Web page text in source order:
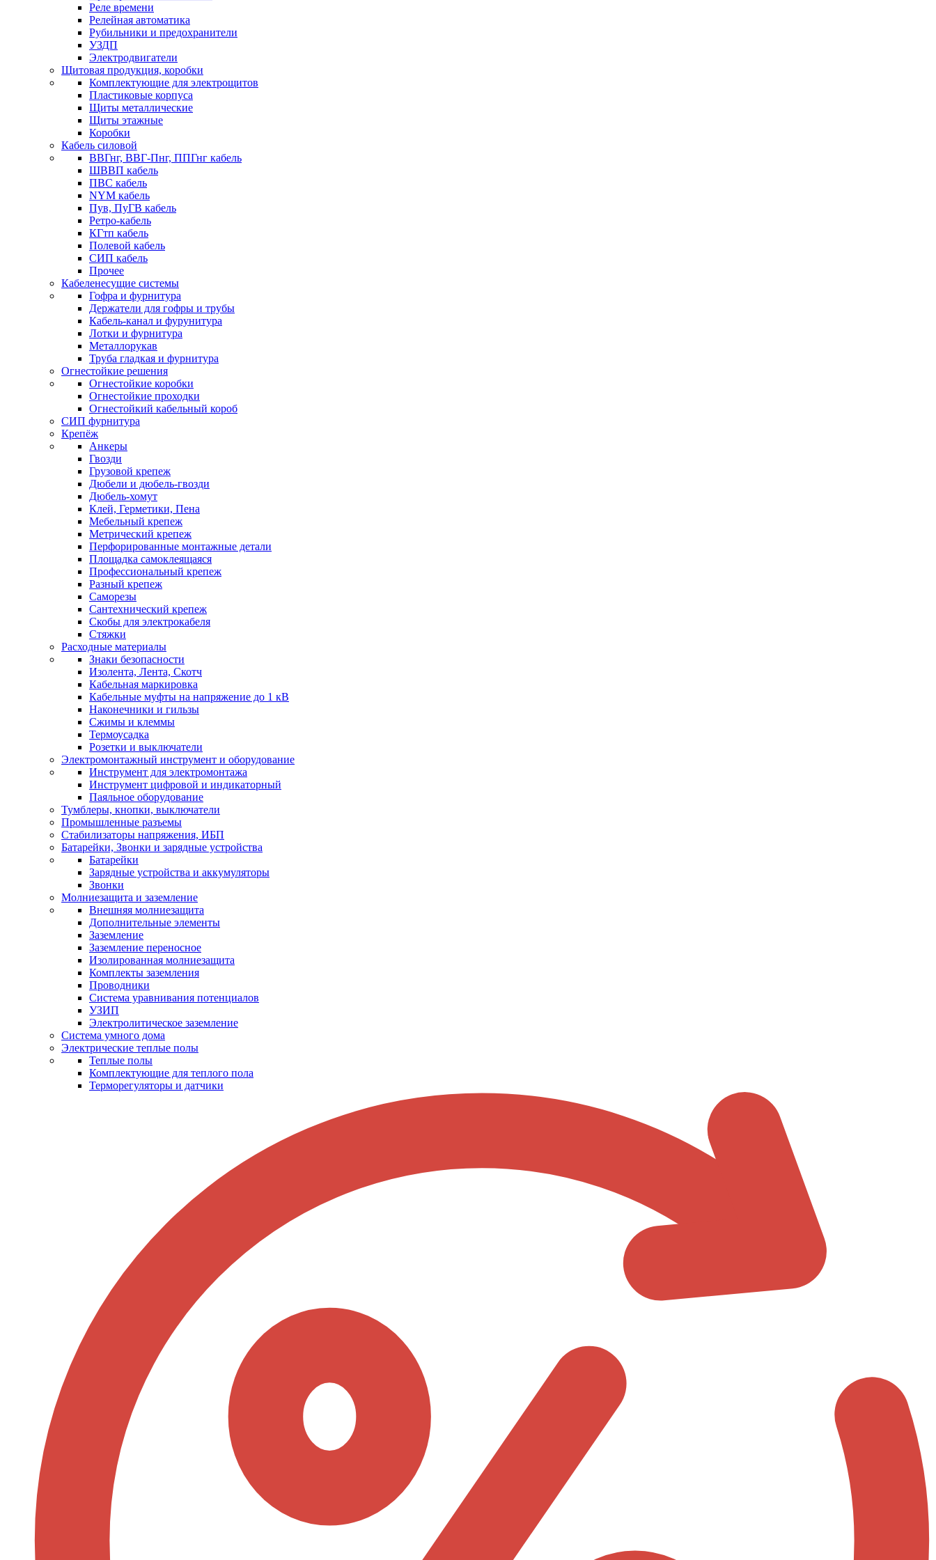
Реле времени
Релейная автоматика
Рубильники и предохранители
УЗДП
Электродвигатели
Щитовая продукция, коробки
Комплектующие для электрощитов
Пластиковые корпуса
Щиты металлические
Щиты этажные
Коробки
Кабель силовой
ВВГнг, ВВГ-Пнг, ППГнг кабель
ШВВП кабель
ПВС кабель
NYM кабель
Пув, ПуГВ кабель
Ретро-кабель
КГтп кабель
Полевой кабель
СИП кабель
Прочее
Кабеленесущие системы
Гофра и фурнитура
Держатели для гофры и трубы
Кабель-канал и фурунитура
Лотки и фурнитура
Металлорукав
Труба гладкая и фурнитура
Огнестойкие решения
Огнестойкие коробки
Огнестойкие проходки
Огнестойкий кабельный короб
СИП фурнитура
Крепёж
Анкеры
Гвозди
Грузовой крепеж
Дюбели и дюбель-гвозди
Дюбель-хомут
Клей, Герметики, Пена
Мебельный крепеж
Метрический крепеж
Перфорированные монтажные детали
Площадка самоклеящаяся
Профессиональный крепеж
Разный крепеж
Саморезы
Сантехнический крепеж
Скобы для электрокабеля
Стяжки
Расходные материалы
Знаки безопасности
Изолента, Лента, Скотч
Кабельная маркировка
Кабельные муфты на напряжение до 1 кВ
Наконечники и гильзы
Сжимы и клеммы
Термоусадка
Розетки и выключатели
Электромонтажный инструмент и оборудование
Инструмент для электромонтажа
Инструмент цифровой и индикаторный
Паяльное оборудование
Тумблеры, кнопки, выключатели
Промышленные разъемы
Стабилизаторы напряжения, ИБП
Батарейки, Звонки и зарядные устройства
Батарейки
Зарядные устройства и аккумуляторы
Звонки
Молниезащита и заземление
Внешняя молниезащита
Дополнительные элементы
Заземление
Заземление переносное
Изолированная молниезащита
Комплекты заземления
Проводники
Система уравнивания потенциалов
УЗИП
Электролитическое заземление
Система умного дома
Электрические теплые полы
Теплые полы
Комплектующие для теплого пола
Терморегуляторы и датчики